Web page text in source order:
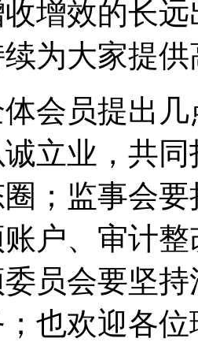
增效的长
为大家提
会员提出
立业，共
；监事会
户、审计
员会要坚
也欢迎各